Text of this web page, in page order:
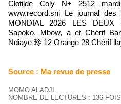
Source : Ma revue de presse
MOMO ALADJI
NOMBRE DE LECTURES : 136 FOIS